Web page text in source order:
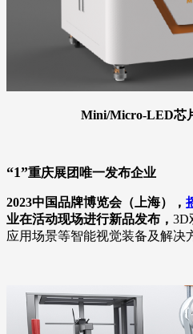
Mini/Micro-LED芯
“1”重庆展团唯一发布企业
2023中国品牌博览会（上海），
业在活动现场进行新品发布， 3D
应用场景等智能视觉装备及解决